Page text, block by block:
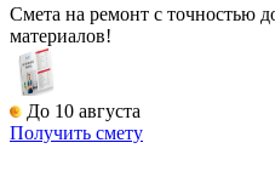
Смета на ремонт с точностью
материалов!
До 10 августа
Получить смету